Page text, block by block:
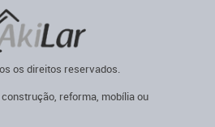
reforma, mobília ou
os direitos reservados.